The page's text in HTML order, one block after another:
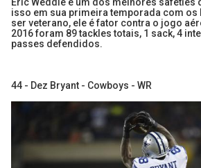
isso em sua primeira temporada com os
ser veterano, ele é fator contra o jogo
2016 foram 89 tackles totais, 1 sack, 4
passes defendidos.
44 - Dez Bryant - Cowboys - WR